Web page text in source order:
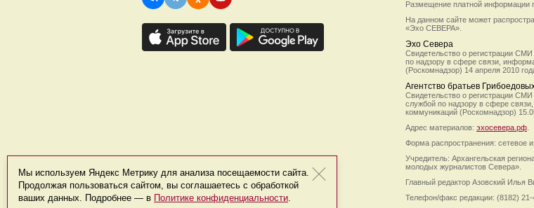
Размещение платной информации
На данном сайте может
«Эхо СЕВЕРА».
Эхо Севера
Свидетельство о регистрации
по надзору в сфере связи,
(Роскомнадзор) 14 апреля 2010
Агентство братьев
Свидетельство о регистрации
службой по надзору в сфере
коммуникаций (Роскомнадзор)
Адрес материалов: эхосевера.рф
Форма распространения: сетевое
Учредитель: Архангельская
молодых журналистов Севера».
Главный редактор Азовский Илья
Телефон/факс редакции: (8182) 21-
Мы используем Яндекс Метрику для анализа посещаемости сайта.
Продолжая пользоваться сайтом, вы соглашаетесь с обработкой
ваших данных. Подробнее — в Политике конфиденциальности.